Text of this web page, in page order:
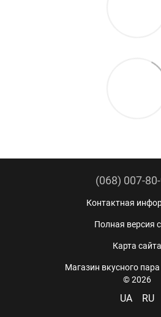
(068) 007-
Контактная
Полная версия
Карта сайта
Магазин вкусного
© 2026
UA RU